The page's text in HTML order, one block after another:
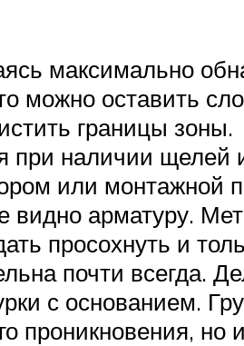
максимально
можно оставить
границы зоны.
при наличии
или монтажной
видно арматуру.
просохнуть и
почти всегда.
с основанием.
проникновения,